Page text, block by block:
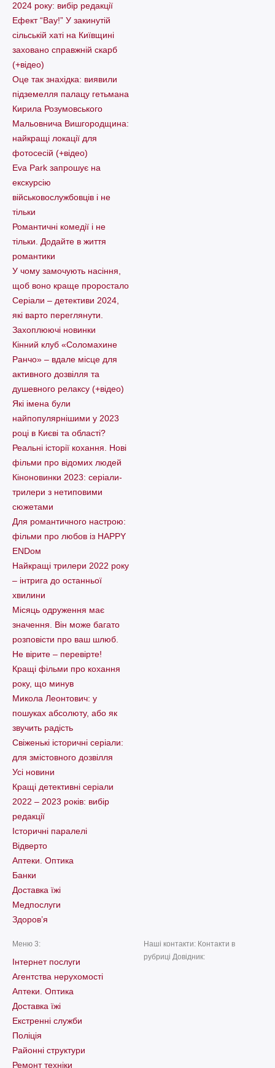
2024 року: вибір редакції
Ефект “Вау!” У закинутій
сільській хаті на Київщині
заховано справжній скарб
(+відео)
Оце так знахідка: виявили
підземелля палацу гетьмана
Кирила Розумовського
Мальовнича Вишгородщина:
найкращі локації для
фотосесій (+відео)
Eva Park запрошує на
екскурсію
військовослужбовців і не
тільки
Романтичні комедії і не
тільки. Додайте в життя
романтики
У чому замочують насіння,
щоб воно краще проростало
Серіали – детективи 2024,
які варто пеpеглянути.
Захоплюючі новинки
Кінний клуб «Соломахине
Ранчо» – вдале місце для
активного дозвілля та
душевного релаксу (+відео)
Які імена були
найпопулярнішими у 2023
році в Києві та області?
Реальні історії кохання. Нові
фільми про відомих людей
Кіноновинки 2023: серіали-
трилери з нетиповими
сюжетами
Для романтичного настрою:
фільми про любов із HAPPY
ENDом
Найкращі трилери 2022 року
– інтрига до останньої
хвилини
Місяць одруження має
значення. Він може багато
розповісти про ваш шлюб.
Не вірите – перевірте!
Кращі фільми про кохання
року, що минув
Микола Леонтович: у
пошуках абсолюту, або як
звучить радість
Свіженькі історичні серіали:
для змістовного дозвілля
Усі новини
Кращі детективні серіали
2022 – 2023 років: вибір
редакції
Історичні паралелі
Відверто
Аптеки. Оптика
Банки
Доставка їжі
Медпослуги
Здоров’я
Меню 3:
Інтернет послуги
Агентства нерухомості
Аптеки. Оптика
Доставка їжі
Екстренні служби
Поліція
Районні структури
Ремонт техніки
Наші контакти: Контакти в
рубриці Довідник: